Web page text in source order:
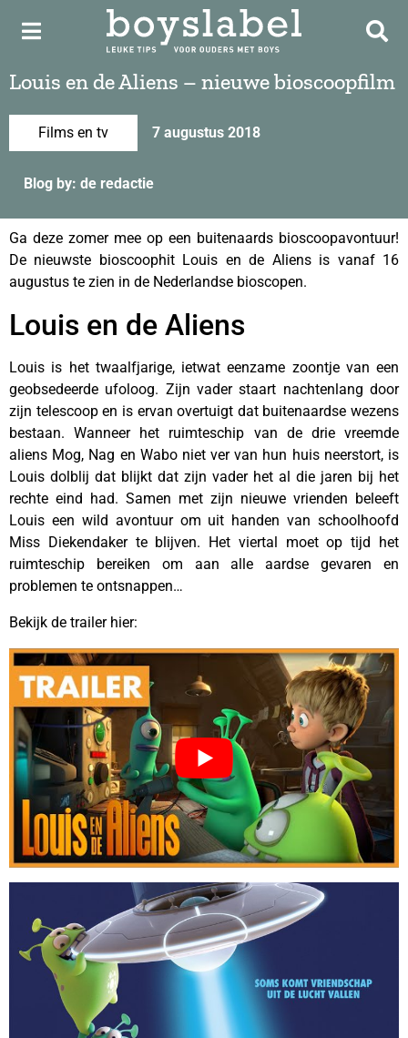
Louis en de Aliens – nieuwe bioscoopfilm
Films en tv 7 augustus 2018
Blog by: de redactie
Ga deze zomer mee op een buitenaards bioscoopavontuur!
De nieuwste bioscoophit Louis en de Aliens is vanaf 16
augustus te zien in de Nederlandse bioscopen.
Louis en de Aliens
Louis is het twaalfjarige, ietwat eenzame zoontje van een
geobsedeerde ufoloog. Zijn vader staart nachtenlang door
zijn telescoop en is ervan overtuigt dat buitenaardse wezens
bestaan. Wanneer het ruimteschip van de drie vreemde
aliens Mog, Nag en Wabo niet ver van hun huis neerstort, is
Louis dolblij dat blijkt dat zijn vader het al die jaren bij het
rechte eind had. Samen met zijn nieuwe vrienden beleeft
Louis een wild avontuur om uit handen van schoolhoofd
Miss Diekendaker te blijven. Het viertal moet op tijd het
ruimteschip bereiken om aan alle aardse gevaren en
problemen te ontsnappen…
Bekijk de trailer hier: